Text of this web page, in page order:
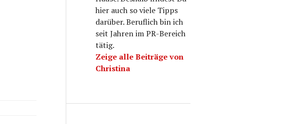
hier auch so viele Tipps
darüber. Beruflich bin ich
seit Jahren im PR-Bereich
tätig.
Zeige alle Beiträge von
Christina